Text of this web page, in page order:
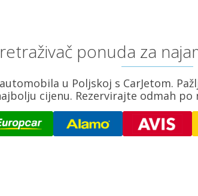
ponuda za
u Poljskoj s CarJetom.
cijenu. Rezervirajte odmah po